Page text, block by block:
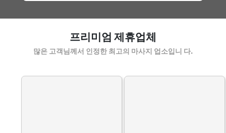
프리미엄 제휴업체
많은 고객님께서 인정한 최고의 마사지 업소입니 다.